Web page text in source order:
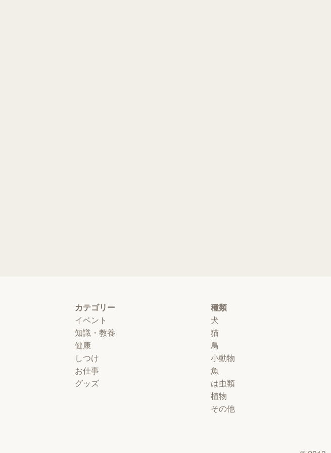
カテゴリー
イベント
知識・教養
健康
しつけ
お仕事
グッズ
種類
犬
猫
鳥
小動物
魚
は虫類
植物
その他